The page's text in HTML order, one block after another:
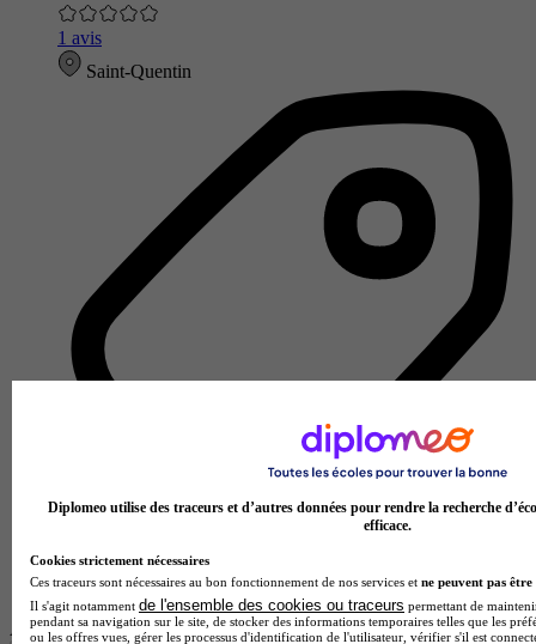
1 avis
Saint-Quentin
Lycée GT
Voir l’établissement
Afficher plus de résultats
Diplomeo utilise des traceurs et d’autres données pour rendre la recherche
efficace.
Cookies strictement nécessaires
Ces traceurs sont nécessaires au bon fonctionnement de nos services et ne peuvent pas être
Il s'agit notamment de l'ensemble des cookies ou traceurs permettant de
pendant sa navigation sur le site, de stocker des informations temporaires telles que les
ou les offres vues, gérer les processus d'identification de l'utilisateur, vérifier s'il est